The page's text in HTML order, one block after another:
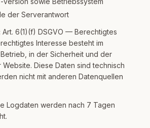
der Serverantwort
Art. 6(1)(f) DSGVO — Berechtigtes
Interesse besteht im
in der Sicherheit und der
Diese Daten sind technisch
nicht mit anderen Datenquellen
Logdaten werden nach 7 Tagen